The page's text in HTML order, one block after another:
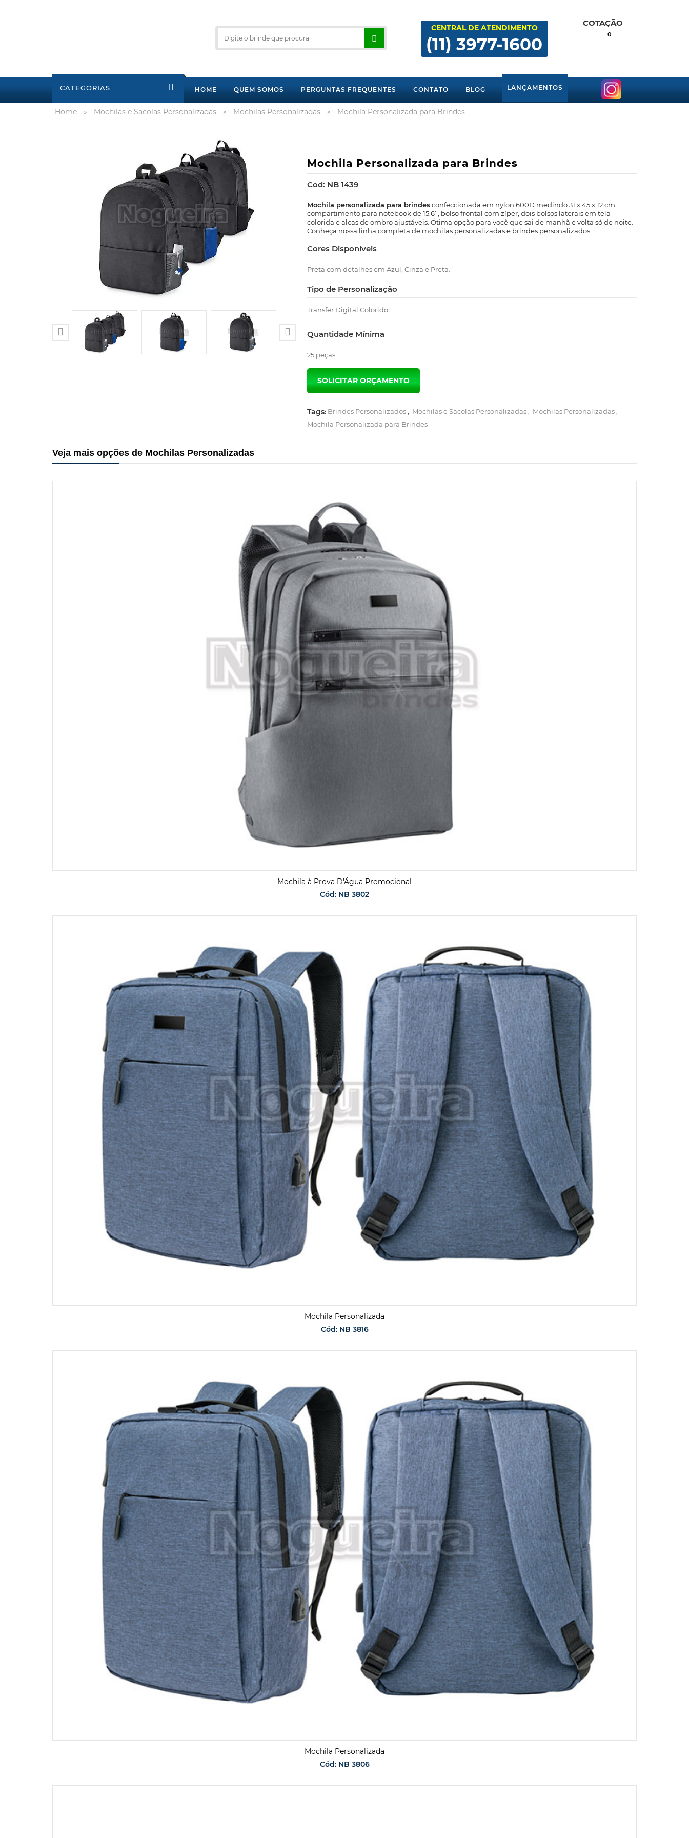
CENTRAL DE ATENDIMENTO
(11) 3977-1600
COTAÇÃO
0
CATEGORIAS HOME QUEM SOMOS PERGUNTAS FREQUENTES CONTATO BLOG LANÇAMENTOS
Home » Mochilas e Sacolas Personalizadas » Mochilas Personalizadas » Mochila Personalizada para Brindes
 
Mochila Personalizada para Brindes
Cod: NB 1439
Mochila personalizada para brindesconfeccionada em nylon 600D medindo 31 x 45 x 12 cm,
compartimento para notebook de 15.6’’, bolso frontal com zíper, dois bolsos laterais em tela
colorida e alças de ombro ajustáveis. Ótima opção para você que sai de manhã e volta só de noite.
Conheça nossa linha completa de mochilas personalizadas e brindes personalizados.
Cores Disponíveis
Preta com detalhes em Azul, Cinza e Preta.
Tipo de Personalização
Transfer Digital Colorido
Quantidade Mínima
25 peças
Tags: Brindes Personalizados Mochilas e Sacolas Personalizadas Mochilas Personalizadas
Mochila Personalizada para Brindes
Veja mais opções de Mochilas Personalizadas
Mochila à Prova D'Água Promocional
Cód: NB 3802
Mochila Personalizada
Cód: NB 3816
Mochila Personalizada
Cód: NB 3806